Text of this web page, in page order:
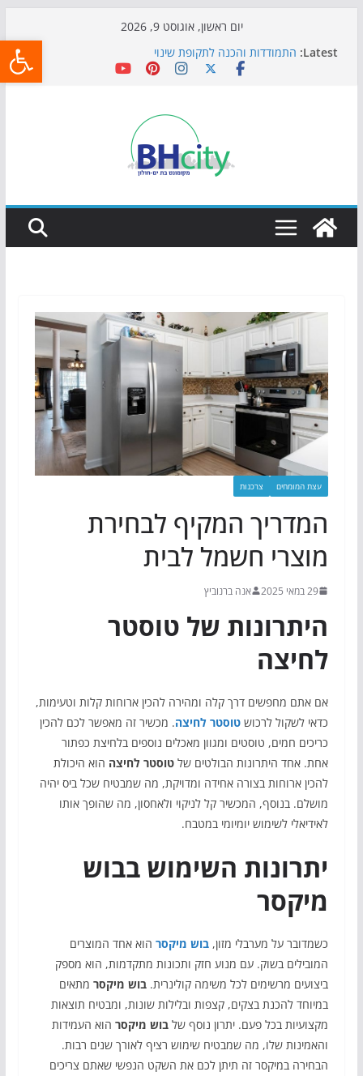
יום ראשון, אוגוסט 9, 2026
Latest: התמודדות והכנה לתקופת שינוי
אי ההרפתקאות ממשיך לכבוש את הגינות: מאות משפחות
כדורגל באווירה מיוחדת: הקרנת גמר המונדיאל בטרמינל
הקיץ של בני הנוער בבת־ים: חוף הריביירה הופך למרחב
בטוח בשעות הערב
עצת המומחים צרכנות
המדריך המקיף לבחירת
מוצרי חשמל לבית
29 במאי 2025 אנה ברנוביץ
היתרונות של טוסטר
לחיצה
אם אתם מחפשים דרך קלה ומהירה להכין ארוחות קלות וטעימות,
כדאי לשקול לרכוש טוסטר לחיצה. מכשיר זה מאפשר לכם להכין
כריכים חמים, טוסטים ומגוון מאכלים נוספים בלחיצת כפתור
אחת. אחד היתרונות הבולטים של טוסטר לחיצה הוא היכולת
להכין ארוחות בצורה אחידה ומדויקת, מה שמבטיח שכל ביס יהיה
מושלם. בנוסף, המכשיר קל לניקוי ולאחסון, מה שהופך אותו
לאידיאלי לשימוש יומיומי במטבח.
יתרונות השימוש בבוש
מיקסר
כשמדובר על מערבלי מזון, בוש מיקסרהוא אחד המוצרים
המובילים בשוק. עם מנוע חזק ותכונות מתקדמות, הוא מספק
ביצועים מרשימים לכל משימה קולינרית. בוש מיקסרמתאים
במיוחד להכנת בצקים, קצפות ובלילות שונות, ומבטיח תוצאות
מקצועיות בכל פעם. יתרון נוסף של בוש מיקסרהוא העמידות
והאמינות שלו, מה שמבטיח שימוש רציף לאורך שנים רבות.
הבחירה במיקסר זה תיתן לכם את השקט הנפשי שאתם צריכים